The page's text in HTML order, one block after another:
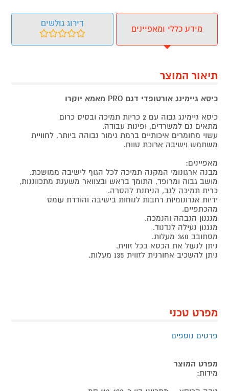
מידע כללי ומאפיינים
דירוג גולשים
תיאור המוצר
כיסא גיימינג אורטופדי דגם PRO מאמא יוקרו
כיסא גיימינג גבוה עם 2 כריות תמיכה ובסיס כרום
מתאים גם למשרדים, ופינות עבודה.
עשוי מחומרים איכותיים ברמת גימור גבוהה ביותר, לחוויית
משתמש וישיבה ארוכת טווח.
מאפיינים:
מבנה ארגונומי המקנה תמיכה לכל הגוף לישיבה ממושכת.
מושב גבוה ומרופד, התומך בראש ובצוואר משענת מתכווננות,
כרית תמיכה לגב, הניתנת להסרה.
ידיות אגרונומיות רחבות לנוחות בישיבה והורדת עומס
מהכתפיים.
מנגנון הגבהה והנמכה.
מנגנון נעילה לנדנוד.
מסתובב 360 מעלות.
ניתן לנעול את הכסא בכל זווית.
ניתן להשכיב אחורנית לזווית 135 מעלות.
מפרט טכני
פרטים נוספים
מפרט המוצר
מידות: